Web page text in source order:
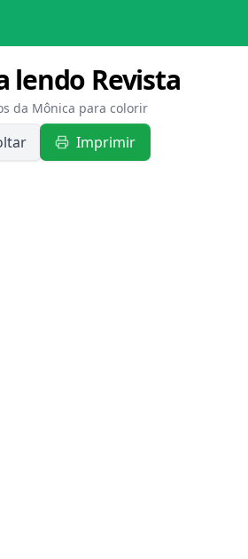
lendo Revista
da Mônica para colorir
Imprimir